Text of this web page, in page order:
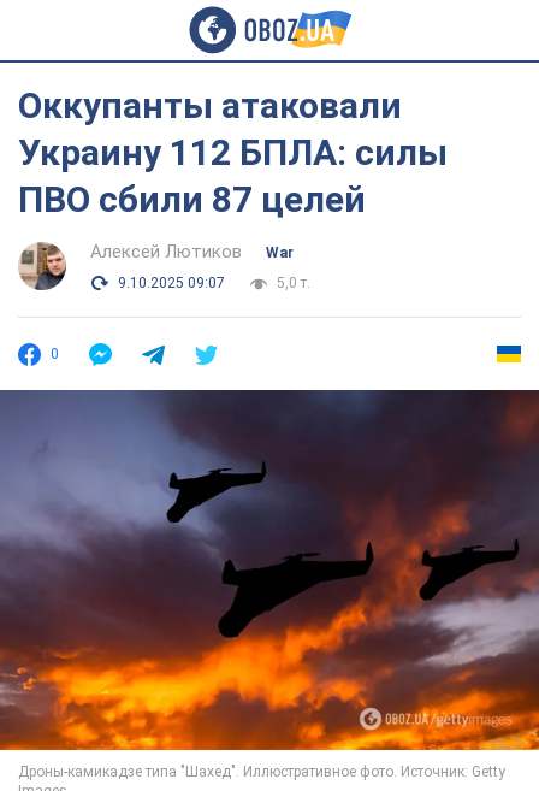
Оккупанты атаковали
Украину 112 БПЛА: силы
ПВО сбили 87 целей
Алексей Лютиков
War
9.10.2025 09:07
5,0 т.
0